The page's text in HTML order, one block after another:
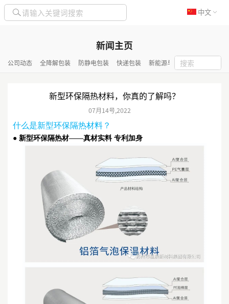
中文
新闻主页
公司动态 全降解包装 防静电包装 快递包装 新能源与化工包装
新型环保隔热材料，你真的了解吗？
07月14号,2022
什么是新型环保隔热材料？
● 新型环保隔热材——真材实料 专利加身